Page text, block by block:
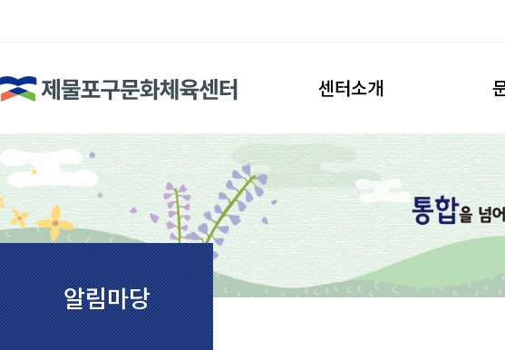
센터소개
인사말
시설안내
조직도
찾아오시는길
공연/전시
대관신청
환불안내
알림마당